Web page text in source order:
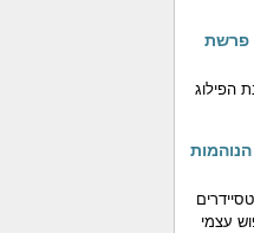
פרשת
הפילוג
עצמי